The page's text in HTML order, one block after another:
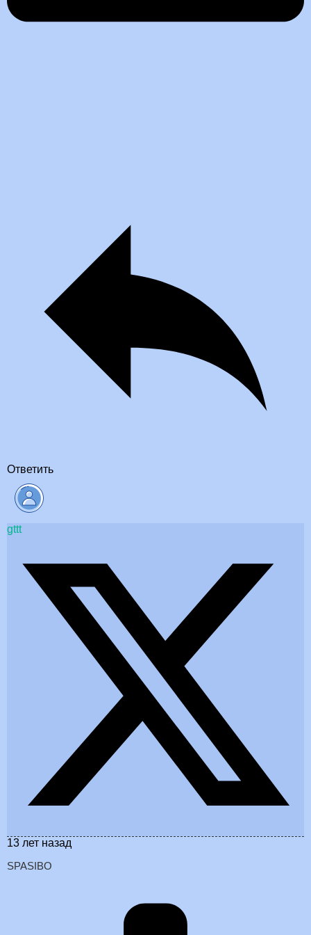
Ответить
gttt
13 лет назад
SPASIBO